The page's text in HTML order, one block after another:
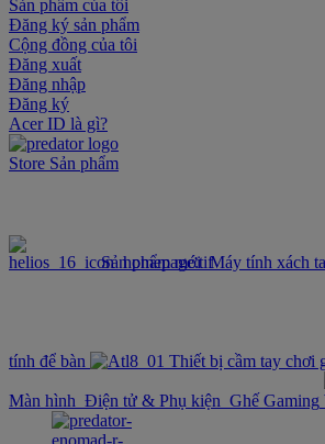
Sản phẩm của tôi
Đăng ký sản phẩm
Cộng đồng của tôi
Đăng xuất
Đăng nhập
Đăng ký
Acer ID là gì?
Store Sản phẩm
Sản phẩm mới Máy tính xách
tính để bàn Thiết bị cầm tay chơi
Màn hình Điện tử & Phụ kiện Ghế Gaming